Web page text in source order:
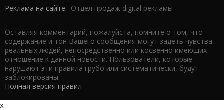
Реклама на сайте: Отдел продаж digital рекламы
Оставляя комментарий, пожалуйста, помните о том, что
содержание и тон Вашего сообщения могут задеть чувства
реальных людей, непосредственно или косвенно имеющих
отношение к данной новости. Пользователи, которые
нарушают эти правила грубо или систематически, будут
заблокированы.
Полная версия правил
x